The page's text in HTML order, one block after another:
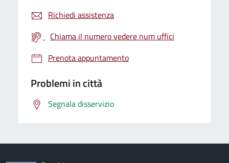
Richiedi assistenza
Chiama il numero vedere num uffici
Prenota appuntamento
Problemi in città
Segnala disservizio